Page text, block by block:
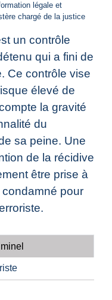
légale et
chargé de la justice
un contrôle
qui a fini de
Ce contrôle vise
élevé de
la gravité
du
sa peine. Une
de la récidive
être prise à
condamné pour